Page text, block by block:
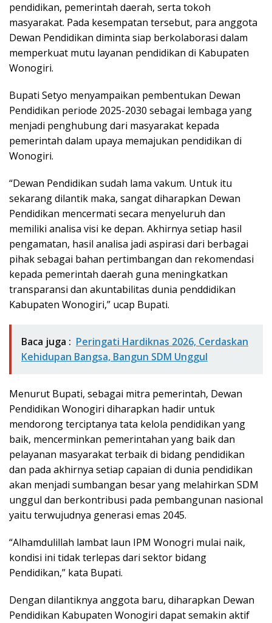
pendidikan, pemerintah daerah, serta tokoh
masyarakat. Pada kesempatan tersebut, para anggota
Dewan Pendidikan diminta siap berkolaborasi dalam
memperkuat mutu layanan pendidikan di Kabupaten
Wonogiri.
Bupati Setyo menyampaikan pembentukan Dewan
Pendidikan periode 2025-2030 sebagai lembaga yang
menjadi penghubung dari masyarakat kepada
pemerintah dalam upaya memajukan pendidikan di
Wonogiri.
“Dewan Pendidikan sudah lama vakum. Untuk itu
sekarang dilantik maka, sangat diharapkan Dewan
Pendidikan mencermati secara menyeluruh dan
memiliki analisa visi ke depan. Akhirnya setiap hasil
pengamatan, hasil analisa jadi aspirasi dari berbagai
pihak sebagai bahan pertimbangan dan rekomendasi
kepada pemerintah daerah guna meningkatkan
transparansi dan akuntabilitas dunia penddidikan
Kabupaten Wonogiri,” ucap Bupati.
Baca juga : Peringati Hardiknas 2026, Cerdaskan
Kehidupan Bangsa, Bangun SDM Unggul
Menurut Bupati, sebagai mitra pemerintah, Dewan
Pendidikan Wonogiri diharapkan hadir untuk
mendorong terciptanya tata kelola pendidikan yang
baik, mencerminkan pemerintahan yang baik dan
pelayanan masyarakat terbaik di bidang pendidikan
dan pada akhirnya setiap capaian di dunia pendidikan
akan menjadi sumbangan besar yang melahirkan SDM
unggul dan berkontribusi pada pembangunan nasional
yaitu terwujudnya generasi emas 2045.
“Alhamdulillah lambat laun IPM Wonogri mulai naik,
kondisi ini tidak terlepas dari sektor bidang
Pendidikan,” kata Bupati.
Dengan dilantiknya anggota baru, diharapkan Dewan
Pendidikan Kabupaten Wonogiri dapat semakin aktif